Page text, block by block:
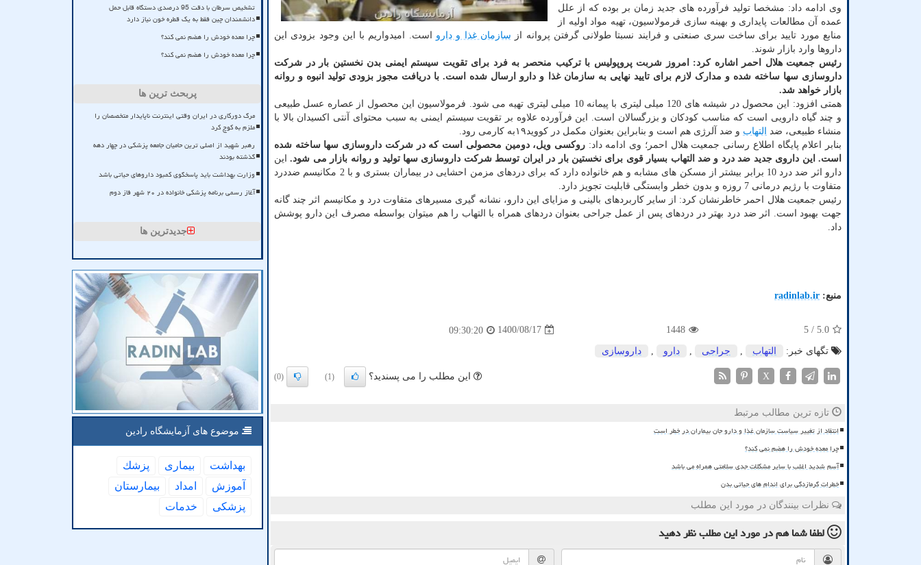
وی ادامه داد: مشخصا تولید فرآورده های جدید زمان بر بوده که از علل
عمده آن مطالعات پایداری و بهینه سازی فرمولاسیون، تهیه مواد اولیه از
منابع مورد تایید برای ساخت سری صنعتی و فرایند نسبتا طولانی گرفتن پروانه از سازمان غذا و دارو است. امیدواریم با این وجود بزودی این
داروها وارد بازار شوند.
رئیس جمعیت هلال احمر اشاره کرد: امروز شربت پروپولیس با ترکیب منحصر به فرد برای تقویت سیستم ایمنی بدن نخستین بار در شرکت
داروسازی سها ساخته شده و مدارک لازم برای تایید نهایی به سازمان غذا و دارو ارسال شده است. با دریافت مجوز بزودی تولید انبوه و روانه
بازار خواهد شد.
همتی افزود: این محصول در شیشه های 120 میلی لیتری با پیمانه 10 میلی لیتری تهیه می شود. فرمولاسیون این محصول از عصاره عسل طبیعی
و چند گیاه دارویی است که مناسب کودکان و بزرگسالان است. این فرآورده علاوه بر تقویت سیستم ایمنی به سبب محتوای آنتی اکسیدان بالا با
منشاء طبیعی، ضد التهاب و ضد آلرژی هم است و بنابراین بعنوان مکمل در کووید۱۹به کارمی رود.
بنابر اعلام پایگاه اطلاع رسانی جمعیت هلال احمر؛ وی ادامه داد: روکسی ویل، دومین محصولی است که در شرکت داروسازی سها ساخته شده
است. این داروی جدید ضد درد و ضد التهاب بسیار قوی برای نخستین بار در ایران توسط شرکت داروسازی سها تولید و روانه بازار می شود.این
دارو اثر ضد درد 10 برابر بیشتر از مسکن های مشابه و هم خانواده دارد که برای دردهای مزمن احشایی در بیماران بستری و با 2 مکانیسم ضددرد
متفاوت با رژیم درمانی 7 روزه و بدون خطر وابستگی قابلیت تجویز دارد.
رئیس جمعیت هلال احمر خاطرنشان کرد: از سایر کاربردهای بالینی و مزایای این دارو، نشانه گیری مسیرهای متفاوت درد و مکانیسم اثر چند گانه
جهت بهبود است. اثر ضد درد بهتر در دردهای پس از عمل جراحی بعنوان دردهای همراه با التهاب را هم میتوان بواسطه مصرف این دارو پوشش
داد.
منبع: radinlab.ir
5.0
/ 5
1448
1400/08/17
09:30:20
تگهای خبر:
التهاب جراحی دارو داروسازی
X این مطلب را می پسندید؟ (1)
(0)
تازه ترین مطالب مرتبط
انتقاد از تغییر سیاست سازمان غذا و دارو جان بیماران در خطر است
چرا معده خودش را هضم نمی کند؟
آسم شدید اغلب با سایر مشکلات جدی سلامتی همراه می باشد
خطرات گرمازدگی برای اندام های حیاتی بدن
نظرات بینندگان در مورد این مطلب
لطفا شما همدر مورد این مطلبنظر دهید
تشخیص سرطان با دقت 95 درصدی دستگاه قابل حمل
دانشمندان چین فقط به یک قطره خون نیاز دارد
چرا معده خودش را هضم نمی کند؟
چرا معده خودش را هضم نمی کند؟
پربحث ترین ها
مرگ دورکاری در ایران وقتی اینترنت ناپایدار متخصصان را
ملزم به کوچ کرد
رهبر شهید از اصلی ترین حامیان جامعه پزشکی در چهار دهه
گذشته بودند
وزارت بهداشت باید پاسخگوی کمبود داروهای حیاتی باشد
آغاز رسمی برنامه پزشکی خانواده در ۲۰ شهر فاز دوم
جدیدترین ها
موضوع های آزمایشگاه رادین
بهداشت بیماری
پزشك
آموزش
امداد
بیمارستان
پزشكی
خدمات